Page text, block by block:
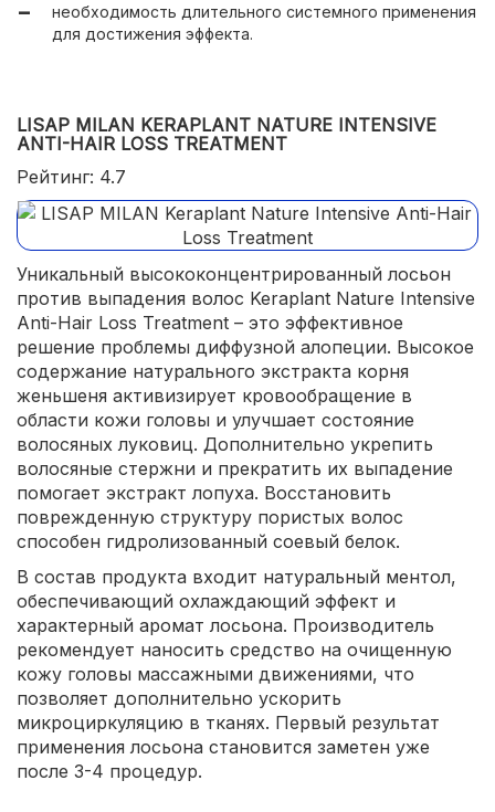
удобная форма выпуска.
необходимость длительного системного применения
для достижения эффекта.
LISAP MILAN KERAPLANT NATURE INTENSIVE
ANTI-HAIR LOSS TREATMENT
Рейтинг: 4.7
Уникальный высококонцентрированный лосьон
против выпадения волос Keraplant Nature Intensive
Anti-Hair Loss Treatment – это эффективное
решение проблемы диффузной алопеции. Высокое
содержание натурального экстракта корня
женьшеня активизирует кровообращение в
области кожи головы и улучшает состояние
волосяных луковиц. Дополнительно укрепить
волосяные стержни и прекратить их выпадение
помогает экстракт лопуха. Восстановить
поврежденную структуру пористых волос
способен гидролизованный соевый белок.
В состав продукта входит натуральный ментол,
обеспечивающий охлаждающий эффект и
характерный аромат лосьона. Производитель
рекомендует наносить средство на очищенную
кожу головы массажными движениями, что
позволяет дополнительно ускорить
микроциркуляцию в тканях. Первый результат
применения лосьона становится заметен уже
после 3-4 процедур.